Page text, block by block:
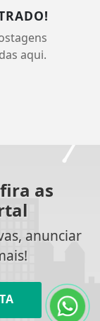
aqui.
as
anunciar